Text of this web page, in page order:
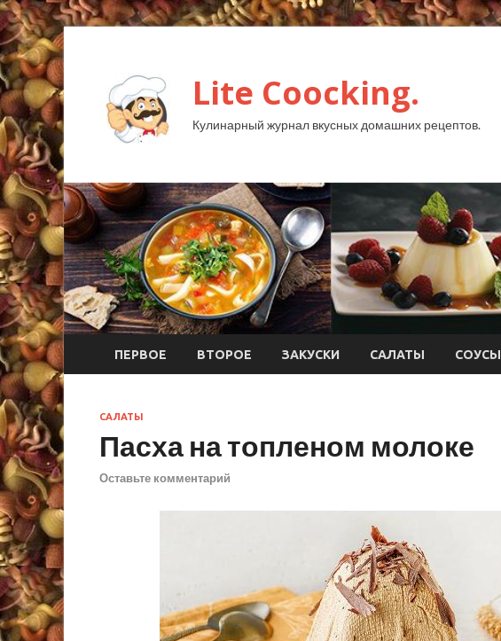
Lite Coocking.
Кулинарный журнал вкусных домашних рецептов.
ПЕРВОЕ ВТОРОЕ ЗАКУСКИ САЛАТЫ СОУСЫ
САЛАТЫ
Пасха на топленом молоке
Оставьте комментарий